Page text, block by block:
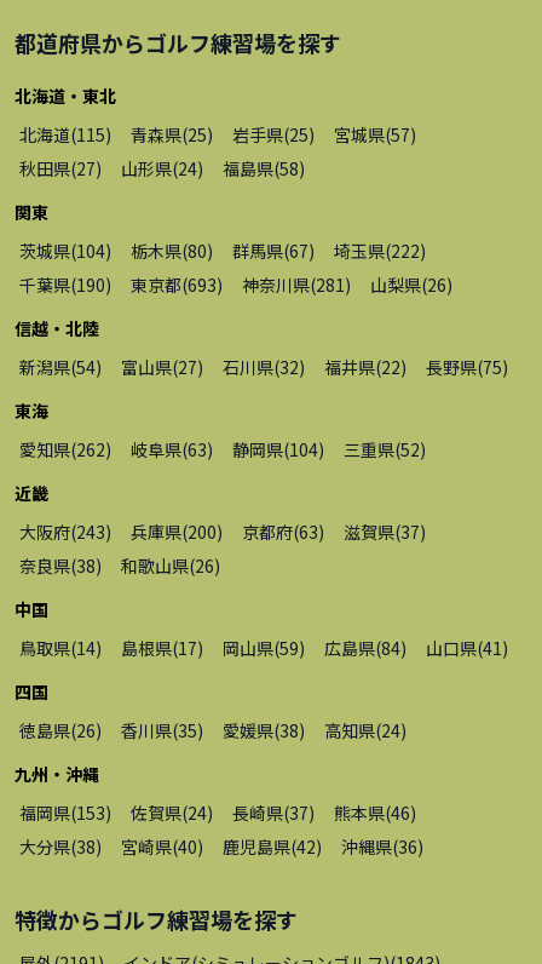
都道府県からゴルフ練習場を探す
北海道・東北
北海道(115) 青森県(25) 岩手県(25) 宮城県(57)
秋田県(27) 山形県(24) 福島県(58)
関東
茨城県(104) 栃木県(80) 群馬県(67) 埼玉県(222)
千葉県(190) 東京都(693) 神奈川県(281) 山梨県(26)
信越・北陸
新潟県(54) 富山県(27) 石川県(32) 福井県(22) 長野県(75)
東海
愛知県(262) 岐阜県(63) 静岡県(104) 三重県(52)
近畿
大阪府(243) 兵庫県(200) 京都府(63) 滋賀県(37)
奈良県(38) 和歌山県(26)
中国
鳥取県(14) 島根県(17) 岡山県(59) 広島県(84) 山口県(41)
四国
徳島県(26) 香川県(35) 愛媛県(38) 高知県(24)
九州・沖縄
福岡県(153) 佐賀県(24) 長崎県(37) 熊本県(46)
大分県(38) 宮崎県(40) 鹿児島県(42) 沖縄県(36)
特徴からゴルフ練習場を探す